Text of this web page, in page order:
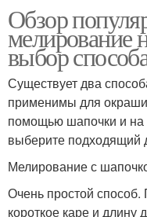
Обзор
мелирование
выбор
Существует два
применимы для
помощью шапочки и на
выберите подходящий
Мелирование с
Очень простой
короткое каре и длину